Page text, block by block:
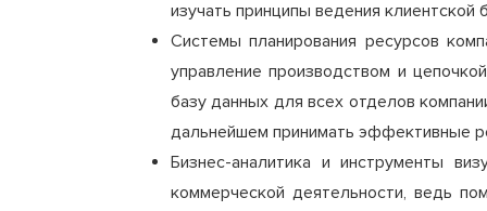
изучать принципы ведения
Системы планирования ресурсов
управление производством и
базу данных для всех отделов
дальнейшем принимать эффективные
Бизнес-аналитика и инструменты
коммерческой деятельности, ведь